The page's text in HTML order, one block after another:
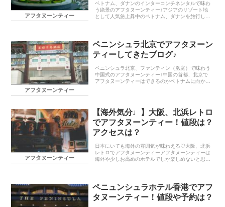
アフタヌーンティー
ベトナム、ダナンのインターコンチネンタルで味わ
う絶景のアフタヌーンティー♪アジアのリゾート地
として人気急上昇中のベトナム、ダナンを旅行した
アフタヌーンティー
ペニンシュラ北京でアフタヌーン
ティーしてきたブログ♪
ペニンシュラ北京、ファンティン（凰庭）で味わう
中国式のアフタヌーンティー♪中国の首都、北京で
アフタヌーンティーはできるのかベトナムに向かう
アフタヌーンティー
【海外気分♩】大阪、北浜レトロ
でアフタヌーンティー！値段は？
アクセスは？
日本にいても海外の雰囲気が味わえる♡大阪、北浜
レトロでアフタヌーンティーアフタヌーンティーは
海外や少しお高めのホテルでしか楽しめないと思っ
ペニュンシュラホテル香港でアフ
タヌーンティー！値段や予約は？